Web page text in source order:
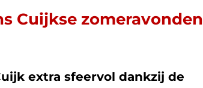
Cuijkse zomeravonden
extra sfeervol dankzij de